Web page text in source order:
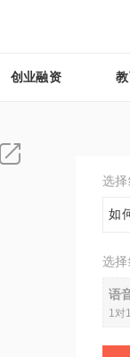
创业融资
选
如
选
语
1对